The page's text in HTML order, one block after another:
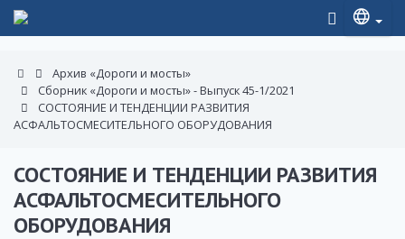
Архив «Дороги и мосты»
Сборник «Дороги и мосты» - Выпуск 45-1/2021
СОСТОЯНИЕ И ТЕНДЕНЦИИ РАЗВИТИЯ
АСФАЛЬТОСМЕСИТЕЛЬНОГО ОБОРУДОВАНИЯ
СОСТОЯНИЕ И ТЕНДЕНЦИИ РАЗВИТИЯ
АСФАЛЬТОСМЕСИТЕЛЬНОГО
ОБОРУДОВАНИЯ